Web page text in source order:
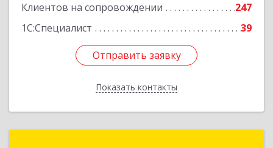
Клиентов на сопровождении
247
1С:Специалист
39
Отправить заявку
Показать контакты
Отправить заявку
Назад